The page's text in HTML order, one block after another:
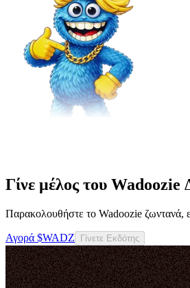
Γίνε μέλος του Wadoozie
Παρακολουθήστε το Wadoozie ζωντανά,
Αγορά $WADZ Γίνετε Εκδότης